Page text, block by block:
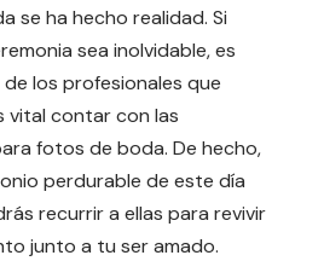
se ha hecho realidad. Si
sea inolvidable, es
los profesionales que
vital contar con las
fotos de boda. De hecho,
perdurable de este día
recurrir a ellas para revivir
junto a tu ser amado.